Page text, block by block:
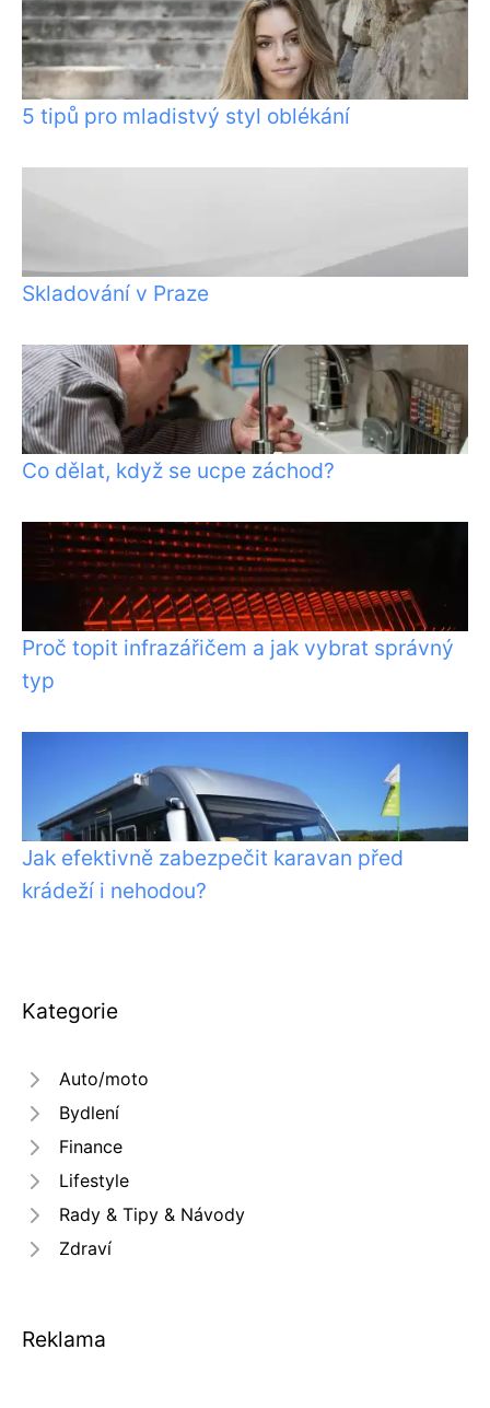
5 tipů pro mladistvý styl oblékání
Skladování v Praze
Co dělat, když se ucpe záchod?
Proč topit infrazářičem a jak vybrat správný
typ
Jak efektivně zabezpečit karavan před
krádeží i nehodou?
Kategorie
Auto/moto
Bydlení
Finance
Lifestyle
Rady & Tipy & Návody
Zdraví
Reklama